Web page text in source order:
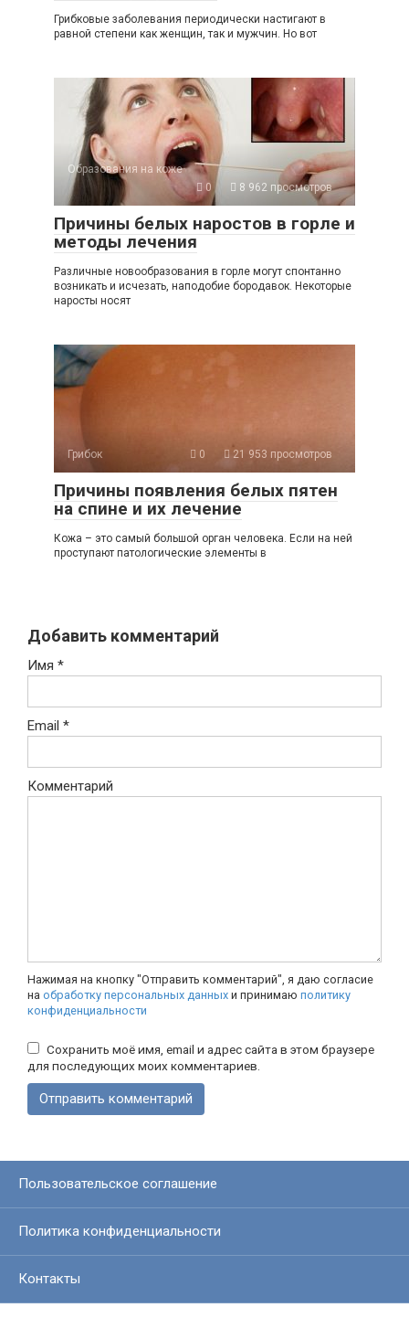
Грибковые заболевания периодически настигают в
равной степени как женщин, так и мужчин. Но вот
Образования на коже
0
8 962 просмотров
Причины белых наростов в горле и
методы лечения
Различные новообразования в горле могут спонтанно
возникать и исчезать, наподобие бородавок. Некоторые
наросты носят
Грибок 0 21 953 просмотров
Причины появления белых пятен
на спине и их лечение
Кожа – это самый большой орган человека. Если на ней
проступают патологические элементы в
Добавить комментарий
Имя *
Email *
Комментарий
Нажимая на кнопку "Отправить комментарий", я даю согласие
на обработку персональных данных и принимаю политику
конфиденциальности
Сохранить моё имя, email и адрес сайта в этом браузере
для последующих моих комментариев.
Пользовательское соглашение
Политика конфиденциальности
Контакты